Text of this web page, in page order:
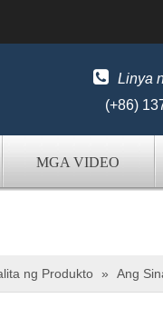
 Linya
(+86)
MGA VIDEO
ng Produkto » Ang